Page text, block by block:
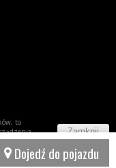
Dojedź do pojazdu
to
Zamknij
44fox.com